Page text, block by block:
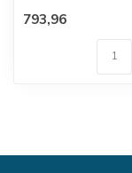
793,96